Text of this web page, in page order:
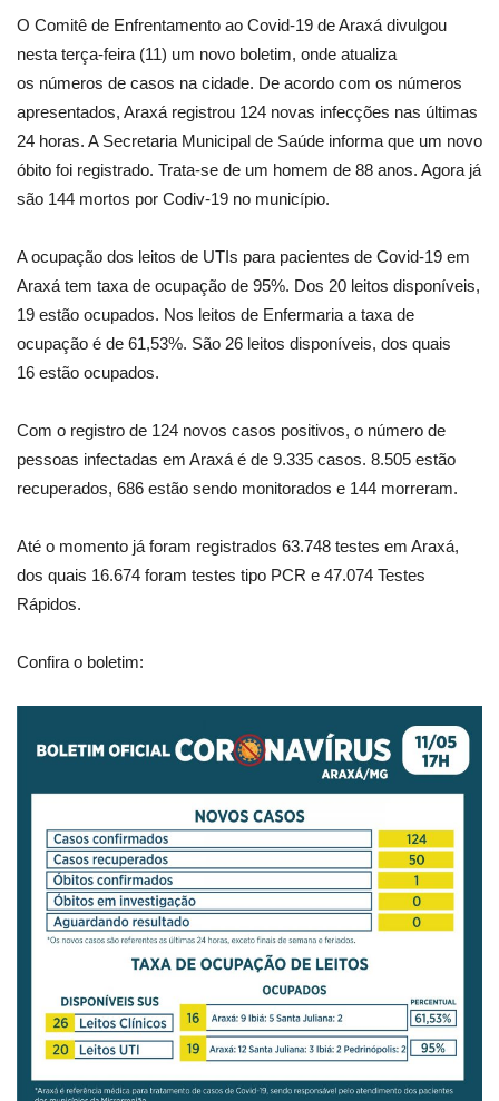
O Comitê de Enfrentamento ao Covid-19 de Araxá divulgou
nesta terça-feira (11) um novo boletim, onde atualiza
os números de casos na cidade. De acordo com os números
apresentados, Araxá registrou 124 novas infecções nas últimas
24 horas. A Secretaria Municipal de Saúde informa que um novo
óbito foi registrado. Trata-se de um homem de 88 anos. Agora já
são 144 mortos por Codiv-19 no município.
A ocupação dos leitos de UTIs para pacientes de Covid-19 em
Araxá tem taxa de ocupação de 95%. Dos 20 leitos disponíveis,
19 estão ocupados. Nos leitos de Enfermaria a taxa de
ocupação é de 61,53%. São 26 leitos disponíveis, dos quais
16 estão ocupados.
Com o registro de 124 novos casos positivos, o número de
pessoas infectadas em Araxá é de 9.335 casos. 8.505 estão
recuperados, 686 estão sendo monitorados e 144 morreram.
Até o momento já foram registrados 63.748 testes em Araxá,
dos quais 16.674 foram testes tipo PCR e 47.074 Testes
Rápidos.
Confira o boletim: